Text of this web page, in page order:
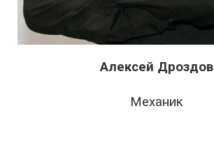
Алексей Дроздов
Механик